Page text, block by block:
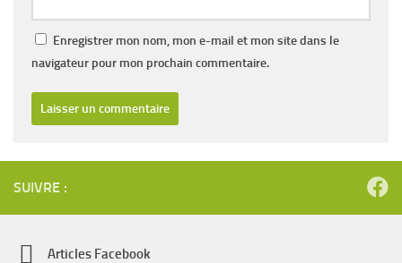
Enregistrer mon nom, mon e-mail et mon site dans le
navigateur pour mon prochain commentaire.
SUIVRE :
Articles Facebook